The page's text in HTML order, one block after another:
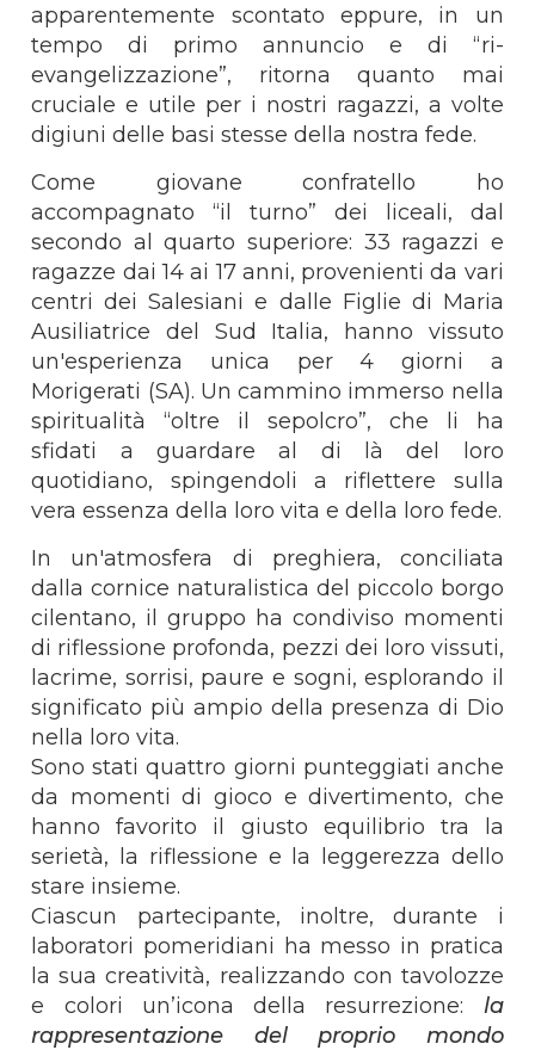
apparentemente scontato eppure, in un
tempo di primo annuncio e di “ri-
evangelizzazione”, ritorna quanto mai
cruciale e utile per i nostri ragazzi, a volte
digiuni delle basi stesse della nostra fede.
Come giovane confratello ho
accompagnato “il turno” dei liceali, dal
secondo al quarto superiore: 33 ragazzi e
ragazze dai 14 ai 17 anni, provenienti da vari
centri dei Salesiani e dalle Figlie di Maria
Ausiliatrice del Sud Italia, hanno vissuto
un'esperienza unica per 4 giorni a
Morigerati (SA). Un cammino immerso nella
spiritualità “oltre il sepolcro”, che li ha
sfidati a guardare al di là del loro
quotidiano, spingendoli a riflettere sulla
vera essenza della loro vita e della loro fede.
In un'atmosfera di preghiera, conciliata
dalla cornice naturalistica del piccolo borgo
cilentano, il gruppo ha condiviso momenti
di riflessione profonda, pezzi dei loro vissuti,
lacrime, sorrisi, paure e sogni, esplorando il
significato più ampio della presenza di Dio
nella loro vita.
Sono stati quattro giorni punteggiati anche
da momenti di gioco e divertimento, che
hanno favorito il giusto equilibrio tra la
serietà, la riflessione e la leggerezza dello
stare insieme.
Ciascun partecipante, inoltre, durante i
laboratori pomeridiani ha messo in pratica
la sua creatività, realizzando con tavolozze
e colori un’icona della resurrezione: la
rappresentazione del proprio mondo